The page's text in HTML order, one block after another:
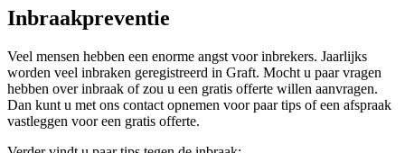
Inbraakpreventie
Veel mensen hebben een enorme angst voor inbrekers. Jaarlijks
worden veel inbraken geregistreerd in Graft. Mocht u paar vragen
hebben over inbraak of zou u een gratis offerte willen aanvragen.
Dan kunt u met ons contact opnemen voor paar tips of een afspraak
vastleggen voor een gratis offerte.